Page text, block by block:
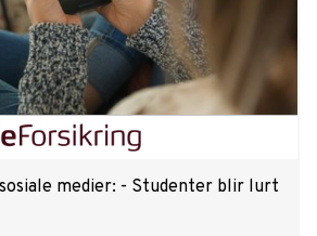
medier: - Studenter blir lurt